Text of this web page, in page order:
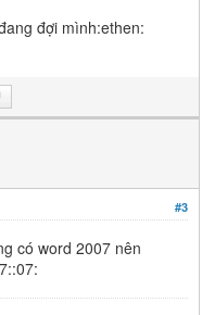
đợi mình:ethen:
#3
có word 2007 nên